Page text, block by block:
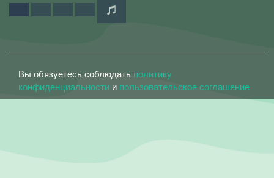
Вы обязуетесь соблюдать политику
конфиденциальности и пользовательское соглашение